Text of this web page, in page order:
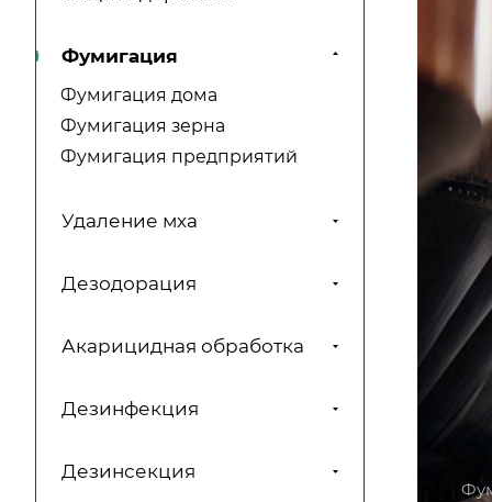
Фумигация
Фумигация дома
Фумигация зерна
Фумигация предприятий
Удаление мха
Дезодорация
Акарицидная обработка
Дезинфекция
Дезинсекция